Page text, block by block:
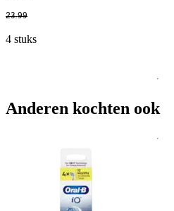
23.99
4 stuks
Anderen kochten ook